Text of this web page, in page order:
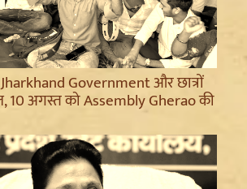
Government और छात्रों
10 अगस्त को Assembly Gherao की